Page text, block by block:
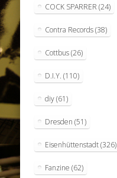
COCK SPARRER (24)
Contra Records(38)
Cottbus(26)
D.I.Y. (110)
diy(61)
Dresden (51)
Eisenhüttenstadt(326)
Fanzine (62)